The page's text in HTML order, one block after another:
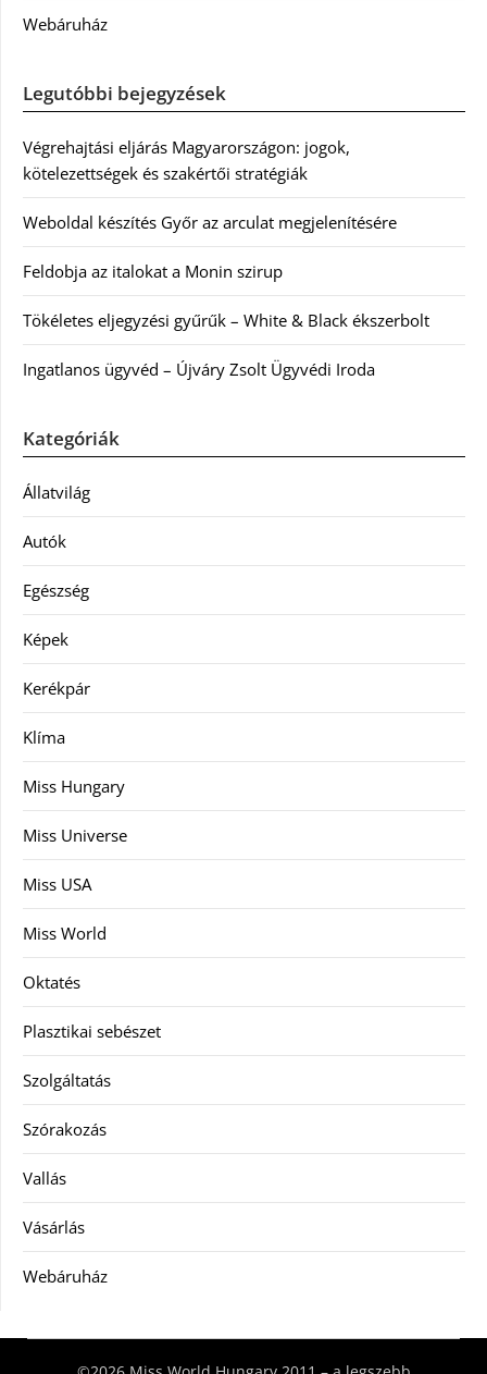
Webáruház
Legutóbbi bejegyzések
Végrehajtási eljárás Magyarországon: jogok,
kötelezettségek és szakértői stratégiák
Weboldal készítés Győr az arculat megjelenítésére
Feldobja az italokat a Monin szirup
Tökéletes eljegyzési gyűrűk – White & Black ékszerbolt
Ingatlanos ügyvéd – Újváry Zsolt Ügyvédi Iroda
Kategóriák
Állatvilág
Autók
Egészség
Képek
Kerékpár
Klíma
Miss Hungary
Miss Universe
Miss USA
Miss World
Oktatés
Plasztikai sebészet
Szolgáltatás
Szórakozás
Vallás
Vásárlás
Webáruház